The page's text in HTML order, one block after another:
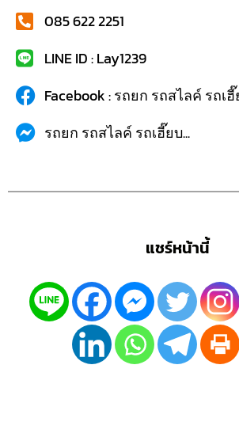
085 622 2251
LINE ID : Lay1239
Facebook : รถยก รถสไลค์ รถเฮี๊
รถยก รถสไลค์ รถเฮี๊ยบ...
แชร์หน้านี้